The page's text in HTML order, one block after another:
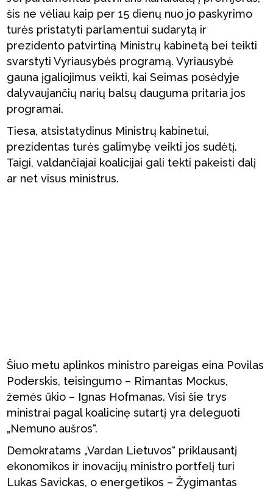
šis ne vėliau kaip per 15 dienų nuo jo paskyrimo
turės pristatyti parlamentui sudarytą ir
prezidento patvirtiną Ministrų kabinetą bei teikti
svarstyti Vyriausybės programą. Vyriausybė
gauna įgaliojimus veikti, kai Seimas posėdyje
dalyvaujančių narių balsų dauguma pritaria jos
programai.
Tiesa, atsistatydinus Ministrų kabinetui,
prezidentas turės galimybę veikti jos sudėtį.
Taigi, valdančiajai koalicijai gali tekti pakeisti dalį
ar net visus ministrus.
Šiuo metu aplinkos ministro pareigas eina Povilas
Poderskis, teisingumo – Rimantas Mockus,
žemės ūkio – Ignas Hofmanas. Visi šie trys
ministrai pagal koalicinę sutartį yra deleguoti
„Nemuno aušros“.
Demokratams „Vardan Lietuvos“ priklausantį
ekonomikos ir inovacijų ministro portfelį turi
Lukas Savickas, o energetikos – Žygimantas